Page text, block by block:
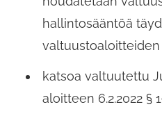
hallintosääntöä
katsoa valtuutettu
aloitteen 6.2.2022 §